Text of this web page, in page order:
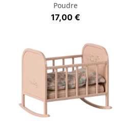
Poudre
Prix
17,00 €